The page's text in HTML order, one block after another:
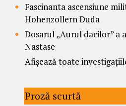
Fascinanta ascensiune
Hohenzollern Duda
Dosarul „Aurul dacilor” a
Nastase
Afișează toate
Proză scurtă